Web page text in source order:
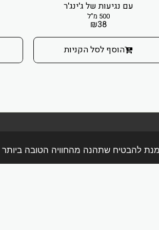
עם נגיעות של ג'ינג'ר
500 מ"ל
₪38
הוסף לסל הקניות